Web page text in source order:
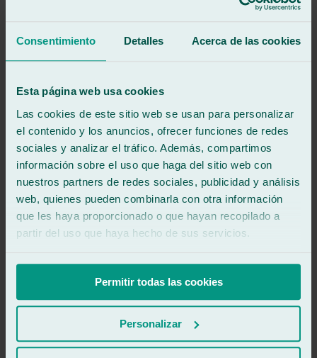
Consentimiento Detalles Acerca de las cookies
Esta página web usa cookies
Las cookies de este sitio web se usan para personalizar
el contenido y los anuncios, ofrecer funciones de redes
sociales y analizar el tráfico. Además, compartimos
información sobre el uso que haga del sitio web con
nuestros partners de redes sociales, publicidad y análisis
web, quienes pueden combinarla con otra información
que les haya proporcionado o que hayan recopilado a
partir del uso que haya hecho de sus servicios.
Permitir todas las cookies
Personalizar
la reparación de lunas a domicilio o en el taller, en lugar de
residuos hace que el mundo sea un lugar mejor.
RAPIDEZ
Tratamos de intervenir lo más rápido posible, aunque siempre
garantizando la seguridad de nuestros servicios sea cual sea,
para que puedas seguir realizando tus desplazamientos sin
preocupaciones.
PROVEEDORES
Contamos con los mejores materiales homologados con tal de
primera para una mayor seguridad al volante!
Nuestro equipo de profesionales
especializados
Comprometidos contigo y con tu vehículo